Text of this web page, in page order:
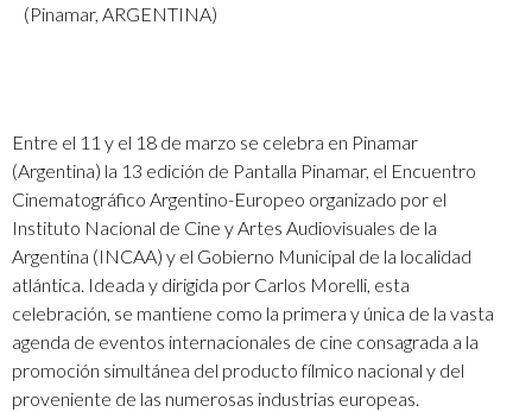
(Pinamar, ARGENTINA)
Entre el 11 y el 18 de marzo se celebra en Pinamar
(Argentina) la 13 edición de Pantalla Pinamar, el Encuentro
Cinematográfico Argentino-Europeo organizado por el
Instituto Nacional de Cine y Artes Audiovisuales de la
Argentina (INCAA) y el Gobierno Municipal de la localidad
atlántica. Ideada y dirigida por Carlos Morelli, esta
celebración, se mantiene como la primera y única de la vasta
agenda de eventos internacionales de cine consagrada a la
promoción simultánea del producto fílmico nacional y del
proveniente de las numerosas industrias europeas.